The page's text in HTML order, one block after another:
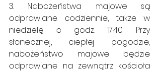
3. Nabożeństwa majowe są
odprawiane codziennie, także w
niedzielę o godz. 17.40. Przy
słonecznej, ciepłej pogodzie,
nabożeństwo majowe będzie
odprawiane na zewnątrz kościoła